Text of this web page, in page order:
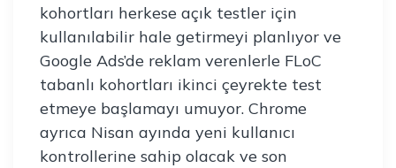
kohortları herkese açık testler için
kullanılabilir hale getirmeyi planlıyor ve
Google Ads’de reklam verenlerle FLoC
tabanlı kohortları ikinci çeyrekte test
etmeye başlamayı umuyor. Chrome
ayrıca Nisan ayında yeni kullanıcı
kontrollerine sahip olacak ve son